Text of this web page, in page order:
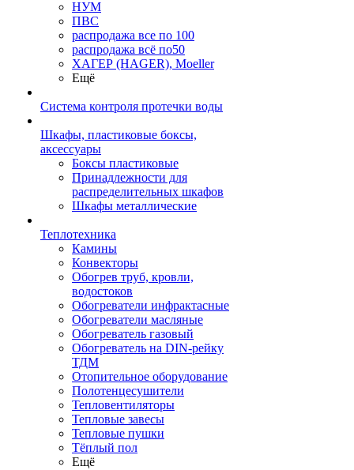
НУМ
ПВС
распродажа все по 100
распродажа всё по50
ХАГЕР (HAGER), Moeller
Ещё
Система контроля протечки воды
Шкафы, пластиковые боксы,
аксессуары
Боксы пластиковые
Принадлежности для
распределительных шкафов
Шкафы металлические
Теплотехника
Камины
Конвекторы
Обогрев труб, кровли,
водостоков
Обогреватели инфрактасные
Обогреватели масляные
Обогреватель газовый
Обогреватель на DIN-рейку
ТДМ
Отопительное оборудование
Полотенцесушители
Тепловентиляторы
Тепловые завесы
Тепловые пушки
Тёплый пол
Ещё